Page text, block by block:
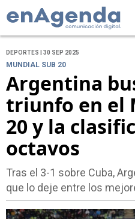
DEPORTES | 30 SEP 2025
MUNDIAL SUB 20
Argentina
triunfo en el
20 y la
octavos
Tras el 3-1 sobre Cuba,
que lo deje entre los